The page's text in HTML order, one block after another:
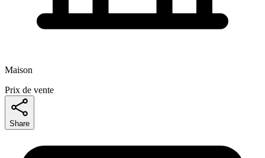
Maison
Prix de vente
Share